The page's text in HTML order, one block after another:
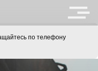
по телефону